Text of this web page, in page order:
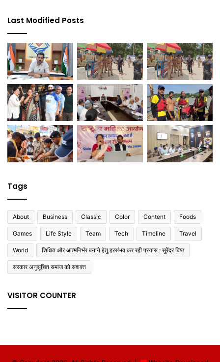
Last Modified Posts
Tags
About Business Classic Color Content Foods
Games Life Style Team Tech Timeline Travel
World शिक्षित और आत्मनिर्भर बनाने हेतु हरसंभव कर रही प्रयास : सुरेंद्र बिष्ठ
सरकार अनुसूचित समाज को सशक्त
VISITOR COUNTER